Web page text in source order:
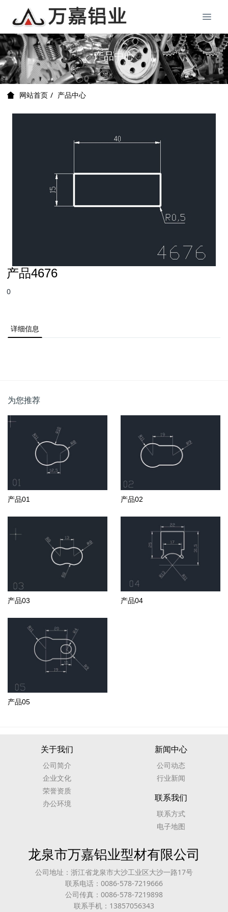
产品中心
网站首页 产品中心
产品4676
0
详细信息
为您推荐
产品01 产品02
产品03 产品04
产品05
关于我们
公司简介
企业文化
荣誉资质
办公环境
新闻中心
公司动态
行业新闻
联系我们
联系方式
电子地图
龙泉市万嘉铝业型材有限公司
公司地址：浙江省龙泉市大沙工业区大沙一路17号
联系电话：0086-578-7219666
公司传真：0086-578-7219898
联系手机：13857056343